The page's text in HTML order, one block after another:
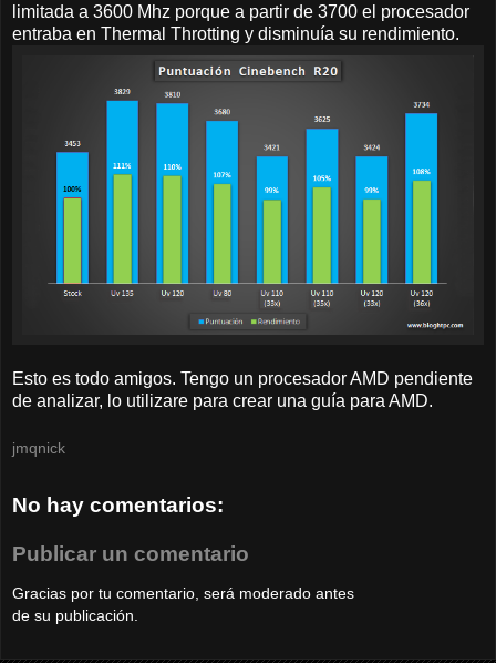
limitada a 3600 Mhz porque a partir de 3700 el procesador
entraba en Thermal Throtting y disminuía su rendimiento.
Esto es todo amigos. Tengo un procesador AMD pendiente
de analizar, lo utilizare para crear una guía para AMD.
jmqnick
No hay comentarios:
Publicar un comentario
Gracias por tu comentario, será moderado antes
de su publicación.